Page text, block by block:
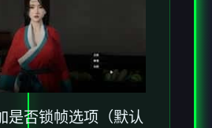
是否锁帧选项（默认